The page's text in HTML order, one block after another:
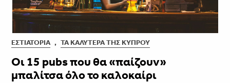
ΕΣΤΙΑΤΌΡΙΑ , ΤΑ ΚΑΛΎΤΕΡΑ ΤΗΣ ΚΎΠΡΟΥ
Οι 15 pubs που θα «παίζουν»
μπαλίτσα όλο το καλοκαίρι